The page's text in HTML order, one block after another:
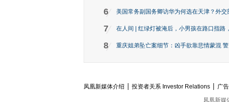
6 美国常务副国务卿访华为何选在天津？外交
7 在人间 | 红绿灯被淹后，小男孩在路口指路
8 重庆姐弟坠亡案细节：凶手欲靠悲情蒙混
凤凰新媒体介绍 投资者关系 Investor Relations 广
凤凰新媒